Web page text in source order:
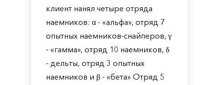
клиент нанял четыре отряда
наемников: α - «альфа», отряд 7
опытных наемников-снайперов, γ
- «гамма», отряд 10 наемников, δ
- дельты, отряд 3 опытных
наемников и β - «бета» Отряд 5